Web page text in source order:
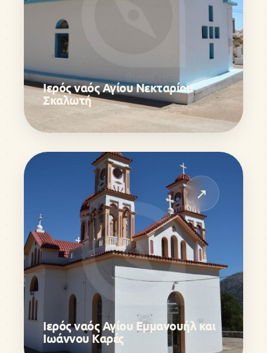
Ιερός ναός Αγίου Νεκταρίου
Σκαλωτή
↗
Ιερός ναός Αγίου Εμμανουήλ και
Ιωάννου Καρές